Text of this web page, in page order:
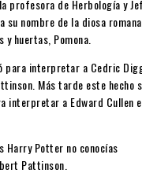
profesora de Herbología y
nombre de la diosa
huertas, Pomona.
para interpretar a Cedric
Más tarde este hecho
interpretar a Edward Cullen
Pattinson.